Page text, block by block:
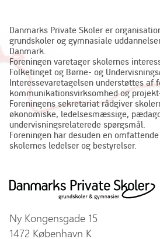
Danmarks Private Skoler er
grundskoler og gymnasiale
Danmark.
Foreningen varetager skolernes
Folketinget og Børne- og
Interessevaretagelsen understøttes af
kommunikationsvirksomhed og
Foreningens sekretariat rådgiver
økonomiske, ledelsesmæssige,
undervisningsrelaterede spørgsmål.
Foreningen har desuden en
skolernes ledelser og bestyrelser.
Ny Kongensgade 15
1472 København K